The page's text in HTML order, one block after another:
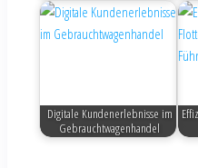
Digitale Kundenerlebnisse im
Gebrauchtwagenhandel